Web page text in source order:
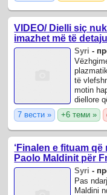
VIDEO/ Dielli siç
imazhet më të
Syri -
të
motin
diellore
7 вести »
+6 теми »
‘Finalen e fituam
Paolo Maldinit për
Syri -
Pas
Maldini